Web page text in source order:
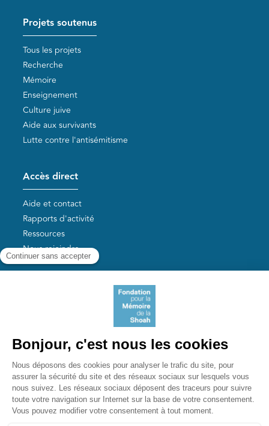
Projets soutenus
Tous les projets
Recherche
Mémoire
Enseignement
Culture juive
Aide aux survivants
Lutte contre l'antisémitisme
Accès direct
Aide et contact
Rapports d'activité
Ressources
Nous rejoindre
Aide aux survivants de la Shoah
Liens utiles
Mémorial de la Shoah
Le camp des Milles
Yad Vashem France